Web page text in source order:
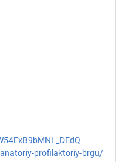
profilaktoriy-brgu/